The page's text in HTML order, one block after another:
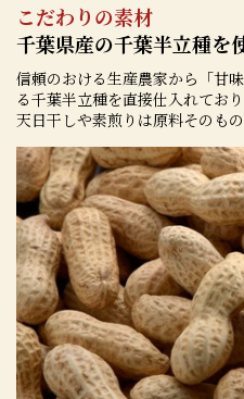
こだわりの素材
千葉県産の千葉半立種を
信頼のおける生産農家から「甘
る千葉半立種を直接仕入れており
天日干しや素煎りは原料そのもの